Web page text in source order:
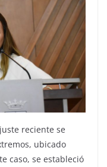
reciente se
ubicado
caso, se estableció